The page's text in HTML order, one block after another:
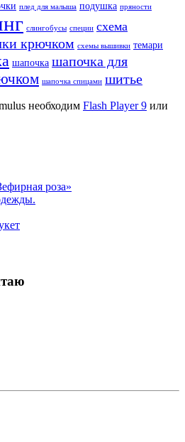
плед для малыша подушка пряности
слингобусы специи схема
крючком схемы вышивки темари
шапочка шапочка для
шапочка спицами шитье
необходим Flash Player 9 или
роза»